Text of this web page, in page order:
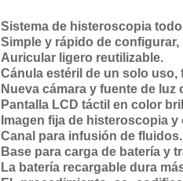
Sistema de histeroscopia
Simple y rápido de
Auricular ligero reutilizable.
Cánula estéril de un solo uso,
Nueva cámara y fuente de
Pantalla LCD táctil en color
Imagen fija de histeroscopia
Canal para infusión de fluidos.
Base para carga de batería y
La batería recargable dura